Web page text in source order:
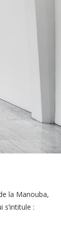
la Manouba,
s’intitule :